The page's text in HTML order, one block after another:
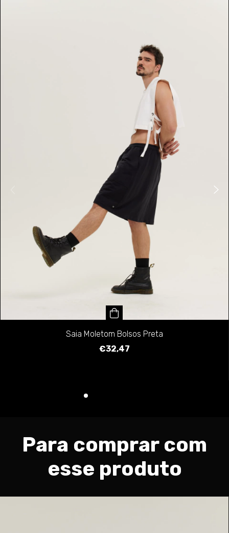
Saia Moletom Bolsos Preta
€32,47
Para comprar com
esse produto